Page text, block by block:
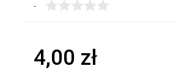
-
4,00 zł